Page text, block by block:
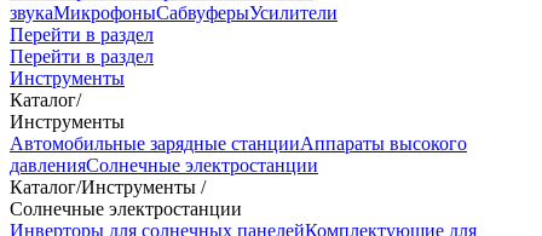
звукаМикрофоныСабвуферыУсилители
Перейти в раздел
Перейти в раздел
Инструменты
Каталог/
Инструменты
Автомобильные зарядные станцииАппараты высокого
давленияСолнечные электростанции
Каталог/Инструменты /
Солнечные электростанции
Инверторы для солнечных панелейКомплектующие для